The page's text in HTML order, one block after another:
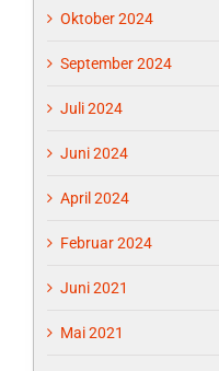
Oktober 2024
September 2024
Juli 2024
Juni 2024
April 2024
Februar 2024
Juni 2021
Mai 2021